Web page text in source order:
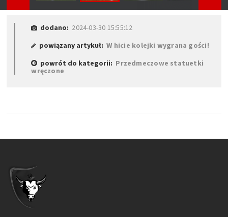
dodano: 2024-03-30 15:55:12
powiązany artykuł:W hicie kolejki wygrana gości!
powrót do kategorii: Przedmeczowe statuetki
wręczone